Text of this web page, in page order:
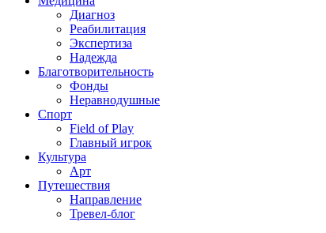
Диагноз
Реабилитация
Экспертиза
Надежда
Благотворительность
Фонды
Неравнодушные
Спорт
Field of Play
Главный игрок
Культура
Арт
Путешествия
Направление
Тревел-блог